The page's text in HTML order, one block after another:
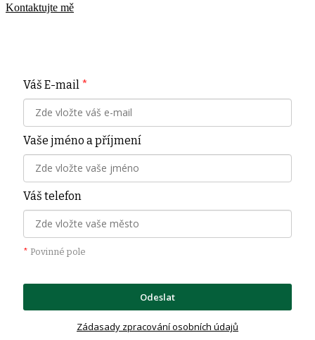
Kontaktujte mě
Váš E-mail *
Vaše jméno a příjmení
Váš telefon
* Povinné pole
Odeslat
Zádasady zpracování osobních údajů